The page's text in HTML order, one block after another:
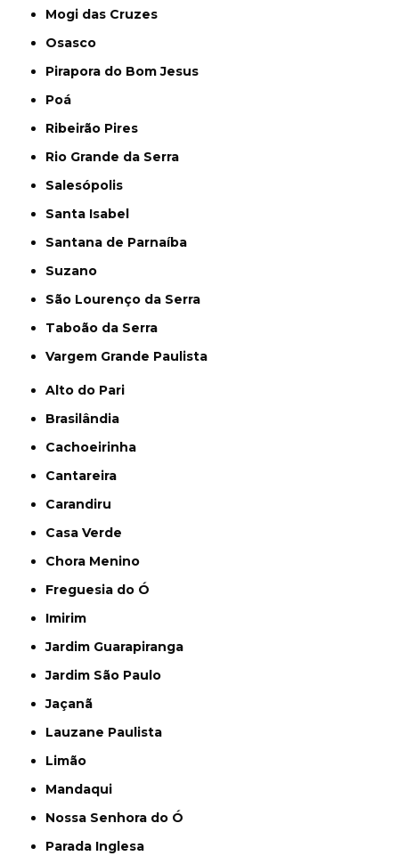
Mogi das Cruzes
Osasco
Pirapora do Bom Jesus
Poá
Ribeirão Pires
Rio Grande da Serra
Salesópolis
Santa Isabel
Santana de Parnaíba
Suzano
São Lourenço da Serra
Taboão da Serra
Vargem Grande Paulista
Alto do Pari
Brasilândia
Cachoeirinha
Cantareira
Carandiru
Casa Verde
Chora Menino
Freguesia do Ó
Imirim
Jardim Guarapiranga
Jardim São Paulo
Jaçanã
Lauzane Paulista
Limão
Mandaqui
Nossa Senhora do Ó
Parada Inglesa